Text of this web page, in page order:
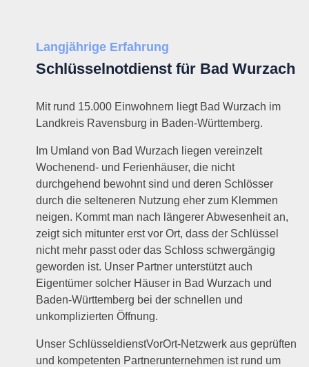
Langjährige Erfahrung
Schlüsselnotdienst für Bad Wurzach
Mit rund 15.000 Einwohnern liegt Bad Wurzach im
Landkreis Ravensburg in Baden-Württemberg.
Im Umland von Bad Wurzach liegen vereinzelt
Wochenend- und Ferienhäuser, die nicht
durchgehend bewohnt sind und deren Schlösser
durch die selteneren Nutzung eher zum Klemmen
neigen. Kommt man nach längerer Abwesenheit an,
zeigt sich mitunter erst vor Ort, dass der Schlüssel
nicht mehr passt oder das Schloss schwergängig
geworden ist. Unser Partner unterstützt auch
Eigentümer solcher Häuser in Bad Wurzach und
Baden-Württemberg bei der schnellen und
unkomplizierten Öffnung.
Unser SchlüsseldienstVorOrt-Netzwerk aus geprüften
und kompetenten Partnerunternehmen ist rund um